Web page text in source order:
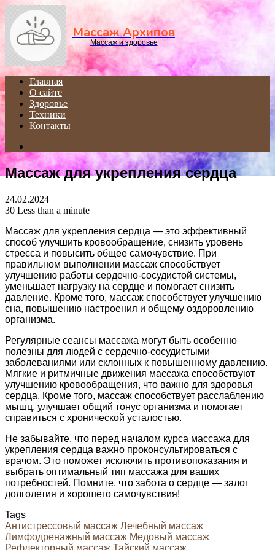
Массаж Архипов
Массаж и здоровье
Главная
О сайте
Здоровье
Техники
Контакты
for
Массаж для укрепления сердца
24.02.2024
30 Less than a minute
Массаж для укрепления сердца — это эффективный
способ улучшить кровообращение, снизить уровень
стресса и повысить общее самочувствие. При
правильном выполнении массаж способствует
улучшению работы сердечно-сосудистой системы,
уменьшает нагрузку на сердце и помогает снизить
давление. Кроме того, массаж способствует улучшению
сна, повышению настроения и общему оздоровлению
организма.
Регулярные сеансы массажа могут быть особенно
полезны для людей с сердечно-сосудистыми
заболеваниями или склонных к повышенному давлению.
Мягкие и ритмичные движения массажа способствуют
улучшению кровообращения, что важно для здоровья
сердца. Кроме того, массаж способствует расслаблению
мышц, улучшает общий тонус организма и помогает
справиться с хронической усталостью.
Не забывайте, что перед началом курса массажа для
укрепления сердца важно проконсультироваться с
врачом. Это поможет исключить противопоказания и
выбрать оптимальный тип массажа для ваших
потребностей. Помните, что забота о сердце — залог
долголетия и хорошего самочувствия!
Tags
Антистрессовый массаж Лечебный массаж
Лимфодренажный массаж Медовый массаж
Рефлекторный массаж Тайский массаж